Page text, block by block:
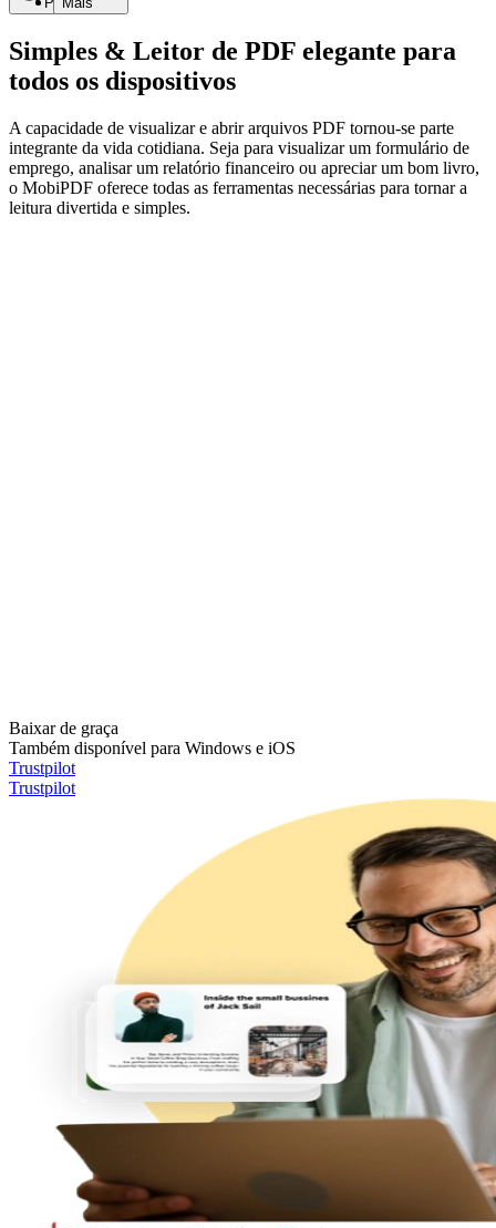
Simples & Leitor de PDF elegante para
todos os dispositivos
A capacidade de visualizar e abrir arquivos PDF tornou-se parte
integrante da vida cotidiana. Seja para visualizar um formulário de
emprego, analisar um relatório financeiro ou apreciar um bom livro,
o MobiPDF oferece todas as ferramentas necessárias para tornar a
leitura divertida e simples.
Baixar de graça
Também disponível para Windows e iOS
Trustpilot
Trustpilot